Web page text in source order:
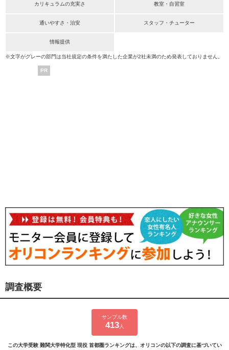
カリキュラムの充実さ 教室・自習室
通いやすさ・治安 スタッフ・チューター
情報提供
※文字がグレーの部門は当社規定の条件を満たした企業が2社未満のため発表しておりません。
PR
調査概要
サンプル数
413人
この大学受験 難関大学特化型 現役 首都圏ランキングは、オリコンの以下の調査に基づいてい